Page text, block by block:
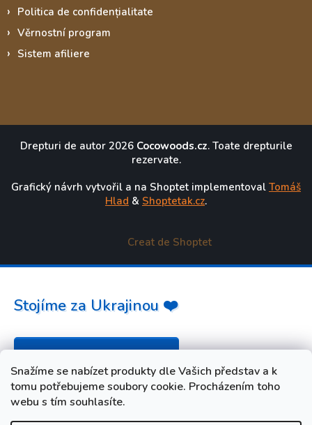
Snažíme se nabízet produkty dle Vašich představ a k
tomu potřebujeme soubory cookie. Procházením toho
webu s tím souhlasíte.
Politica de confidențialitate
Věrnostní program
Sistem afiliere
Drepturi de autor 2026 Cocowoods.cz. Toate drepturile
rezervate.
Grafický návrh vytvořil a na Shoptet implementoval Tomáš
Hlad & Shoptetak.cz.
Creat de Shoptet
Stojíme za Ukrajinou ❤️